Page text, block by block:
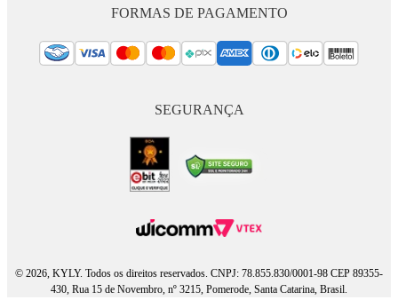
FORMAS DE PAGAMENTO
SEGURANÇA
© 2026, KYLY. Todos os direitos reservados. CNPJ: 78.855.830/0001-98 CEP 89355-
430, Rua 15 de Novembro, nº 3215, Pomerode, Santa Catarina, Brasil.